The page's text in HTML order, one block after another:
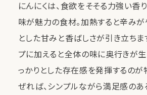
にんにくは、食欲をそそる力強い香
味が魅力の食材。加熱すると辛みが
とした甘みと香ばしさが引き立ちま
プに加えると全体の味に奥行きが
っかりとした存在感を発揮するのが
ぜれば、シンプルながら満足感の